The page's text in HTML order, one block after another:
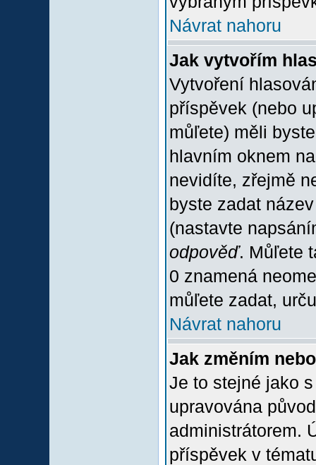
Návrat nahoru
Jak vytvořím
Vytvoření
příspěvek (nebo
můľete) měli
hlavním oknem
nevidíte, zřejmě
byste zadat
(nastavte
odpověď. Můľete
0 znamená
můľete zadat,
Návrat nahoru
Jak změním
Je to stejné jako
upravována
administrátorem.
příspěvek v